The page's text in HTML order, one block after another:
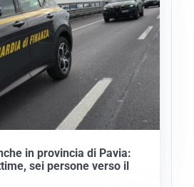
in provincia di Pavia:
sei persone verso il